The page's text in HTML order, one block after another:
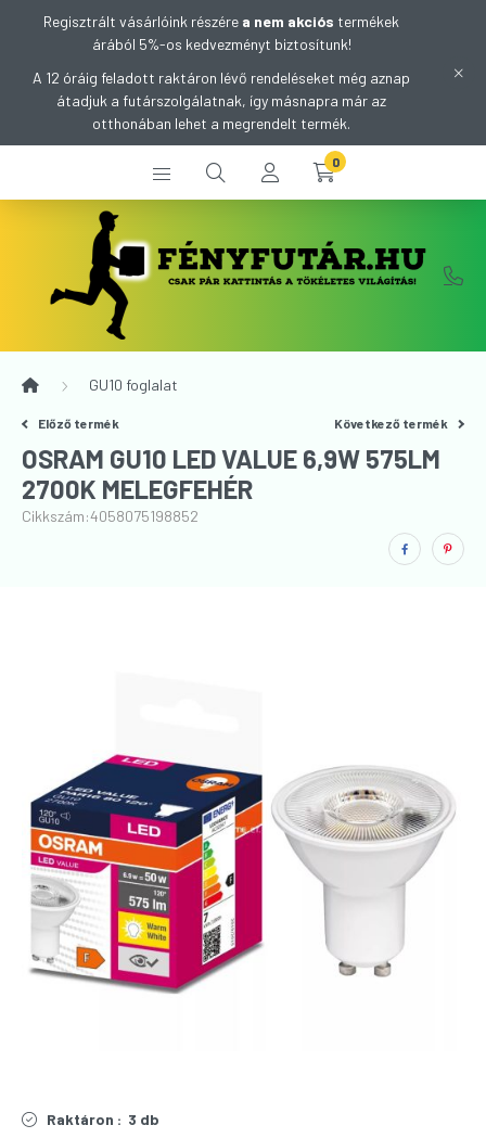
Regisztrált vásárlóink részére a nem akciós termékek
árából 5%-os kedvezményt biztosítunk!
A 12 óráig feladott raktáron lévő rendeléseket még aznap
átadjuk a futárszolgálatnak, így másnapra már az
otthonában lehet a megrendelt termék.
0
GU10 foglalat
Előző termék Következő termék
OSRAM GU10 LED VALUE 6,9W 575LM
2700K MELEGFEHÉR
Cikkszám:4058075198852
Raktáron : 3 db